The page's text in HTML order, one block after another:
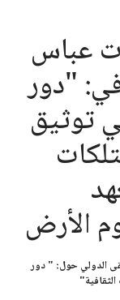
1 فرحات عباس
"دور
توثيق
الأرض
الدولي حول: " دور